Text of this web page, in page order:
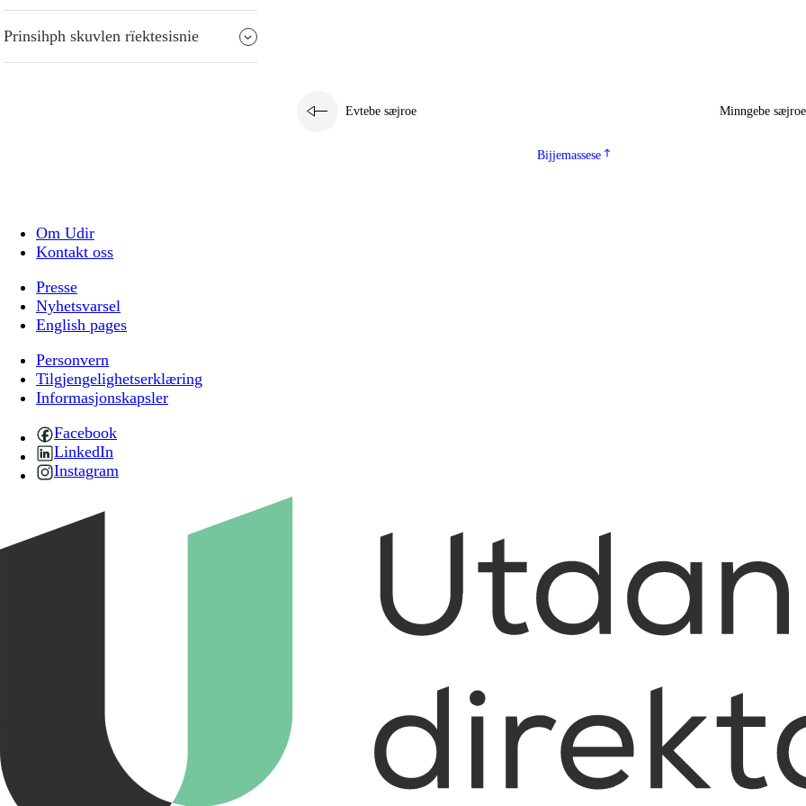
Prinsihph skuvlen rïektesisnie
Evtebe sæjroe Minngebe sæjroe
Bijjemassese
Om Udir
Kontakt oss
Presse
Nyhetsvarsel
English pages
Personvern
Tilgjengelighetserklæring
Informasjonskapsler
Facebook
LinkedIn
Instagram